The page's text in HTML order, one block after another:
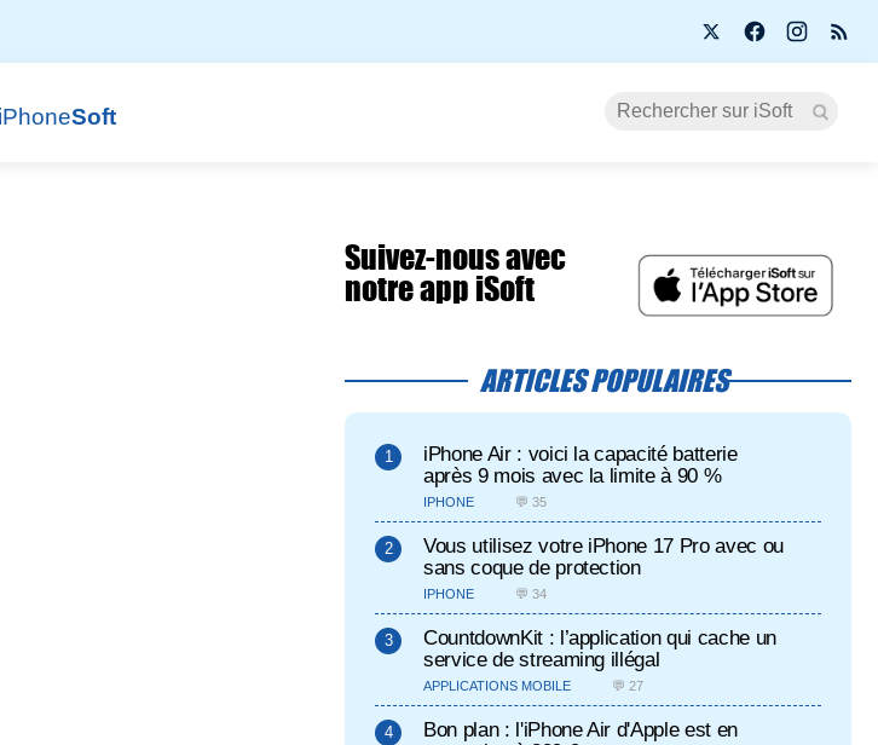
iPhoneSoft
Suivez-nous avec
notre app iSoft
ARTICLES POPULAIRES
iPhone Air : voici la capacité batterie
après 9 mois avec la limite à 90 %
IPHONE 💬 35
Vous utilisez votre iPhone 17 Pro avec ou
sans coque de protection
IPHONE 💬 34
CountdownKit : l’application qui cache un
service de streaming illégal
APPLICATIONS MOBILE 💬 27
Bon plan : l'iPhone Air d'Apple est en